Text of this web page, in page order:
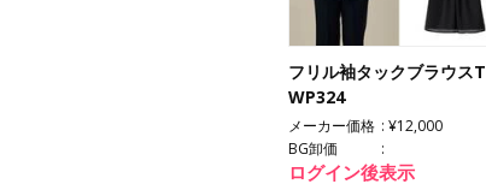
フリル袖タックブラウスT
WP324
メーカー価格
¥12,000
BG卸価
ログイン後表示